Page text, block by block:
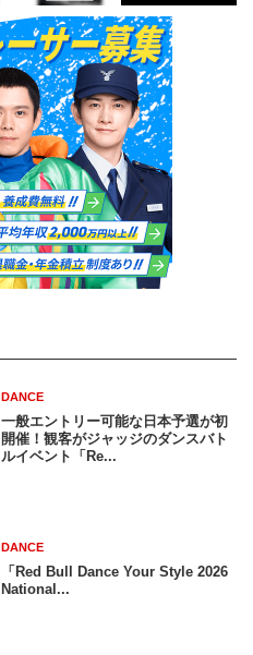
DANCE
一般エントリー可能な日本予選が初
開催！観客がジャッジのダンスバト
ルイベント「Re...
DANCE
「Red Bull Dance Your Style 2026
National...